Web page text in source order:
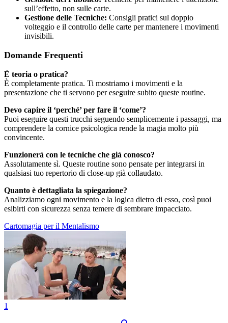
sull’effetto, non sulle carte.
Gestione delle Tecniche: Consigli pratici sul doppio
volteggio e il controllo delle carte per mantenere i movimenti
invisibili.
Domande Frequenti
È teoria o pratica?
È completamente pratica. Ti mostriamo i movimenti e la
presentazione che ti servono per eseguire subito queste routine.
Devo capire il ‘perché’ per fare il ‘come’?
Puoi eseguire questi trucchi seguendo semplicemente i passaggi, ma
comprendere la cornice psicologica rende la magia molto più
convincente.
Funzionerà con le tecniche che già conosco?
Assolutamente sì. Queste routine sono pensate per integrarsi in
qualsiasi tuo repertorio di close-up già collaudato.
Quanto è dettagliata la spiegazione?
Analizziamo ogni movimento e la logica dietro di esso, così puoi
esibirti con sicurezza senza temere di sembrare impacciato.
Cartomagia per il Mentalismo
1